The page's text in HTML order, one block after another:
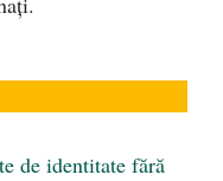
de identitate fără